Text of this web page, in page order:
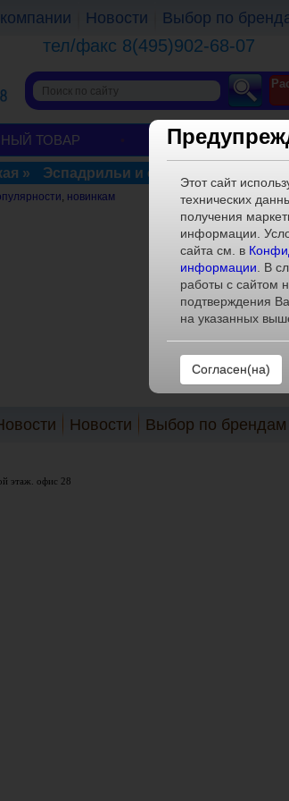
Новости Выбор по
ТОВАР ОБУВЬ
тел/факс 8(495)902-68-07
» Эспадрильи и слипоны женские
, новинкам
Новости Выбор по брендам
этаж. офис 28
Этот сайт
технических
получения
информации.
сайта см. в
информации. В
работы с сайтом
подтверждения
на указанных